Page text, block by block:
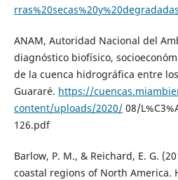
ANAM, Autoridad Nacional del
diagnóstico biofísico,
de la cuenca hidrográfica entre
Guararé. https://
content/uploads/2020/08/
126.pdf
Barlow, P. M., & Reichard, E. G.
coastal regions of North America.